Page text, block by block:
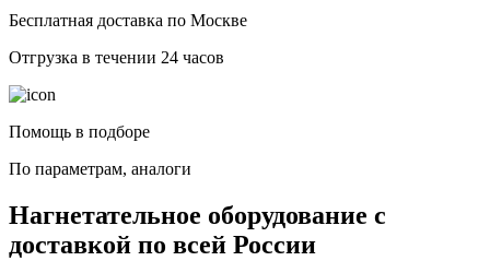
Бесплатная доставка по Москве
Отгрузка в течении 24 часов
Помощь в подборе
По параметрам, аналоги
Нагнетательное оборудование с
доставкой по всей России